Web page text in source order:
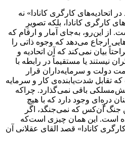
کارگری کانادا» نه
کارگری کانادا، بلکه تصویرِ
از این‌رو، به‌جای آمار و ارقام که
ارجاع می‌دهد که وجوه ذاتی را
بیان نمی‌کند که آن اتحادیه‌ و
نیستند یا مستقیماً در رابطه با
دولت و سرمایه‌داران قرار
تقابل شدت‌یابنده‌ی کار و سرمایه
باقی نمی‌گذارد. چراکه
دره‌ای وجود دارد که با هیچ
جنگ̊ آن‌کس که نمی‌جنگد، اگر
است. این همان چیزی است‌که
کانادا» قصد القای عقلانی آن